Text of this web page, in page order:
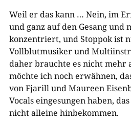
Weil er das kann … Nein, im
und ganz auf den Gesang und
konzentriert, und Stoppok ist
Vollblutmusiker und
daher brauchte es nicht mehr
möchte ich noch erwähnen,
von Fjarill und Maureen
Vocals eingesungen haben,
nicht alleine hinbekommen.